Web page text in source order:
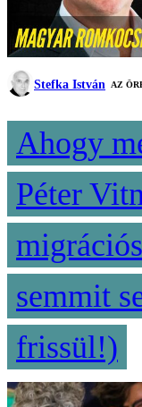
Stefka István AZ
Ahogy
Péter
semmit
frissül!)